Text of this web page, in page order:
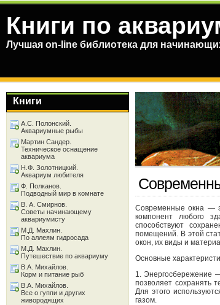
Книги по
Лучшая on-line библиотека для
Современные окна —
компонент любого
способствуют
помещений. В этой
окон, их виды и
Основные
1. Энергосбережение
позволяет сохранять
Для этого
газом.
Книги
А.С. Полонский.
Аквариумные рыбы
Мартин Сандер.
Техническое оснащение
аквариума
Н.Ф. Золотницкий.
Аквариум любителя
Ф. Полканов.
Подводный мир в комнате
В. А. Смирнов.
Советы начинающему
аквариумисту
М.Д. Махлин.
По аллеям гидросада
М.Д. Махлин.
Путешествие по аквариуму
В.А. Михайлов.
Корм и питание рыб
В.А. Михайлов.
Все о гуппи и других
живородящих